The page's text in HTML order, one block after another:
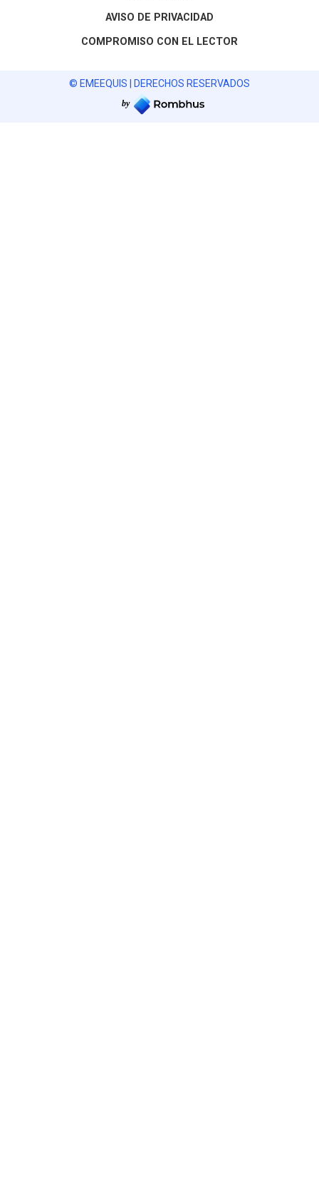
AVISO DE PRIVACIDAD
COMPROMISO CON EL LECTOR
© EMEEQUIS | DERECHOS RESERVADOS
by